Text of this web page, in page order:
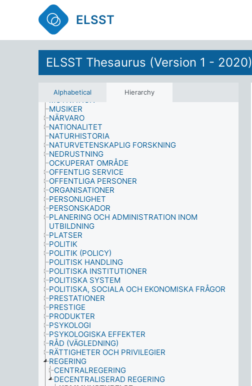
ELSST
ELSST Thesaurus (Version 1 - 2020)
Alphabetical Hierarchy
MEDVETENHET
METODIK
MIGRANTER
MIGRATION
MILJÖFARLIGA ÄMNEN
MILJÖFÖRÄNDRINGAR
MILJÖVETENSKAP
MOTIVATION
MUSIKER
NÄRVARO
NATIONALITET
NATURHISTORIA
NATURVETENSKAPLIG FORSKNING
NEDRUSTNING
OCKUPERAT OMRÅDE
OFFENTLIG SERVICE
OFFENTLIGA PERSONER
ORGANISATIONER
PERSONLIGHET
PERSONSKADOR
PLANERING OCH ADMINISTRATION INOM
UTBILDNING
PLATSER
POLITIK
POLITIK (POLICY)
POLITISK HANDLING
POLITISKA INSTITUTIONER
POLITISKA SYSTEM
POLITISKA, SOCIALA OCH EKONOMISKA FRÅGOR
PRESTATIONER
PRESTIGE
PRODUKTER
PSYKOLOGI
PSYKOLOGISKA EFFEKTER
RÅD (VÄGLEDNING)
RÄTTIGHETER OCH PRIVILEGIER
REGERING
CENTRALREGERING
DECENTRALISERAD REGERING